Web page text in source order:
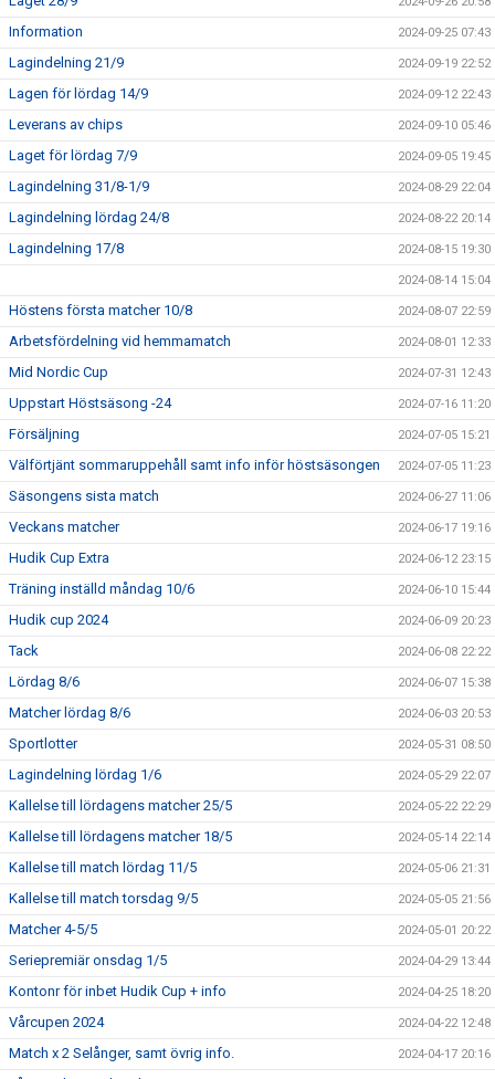
Information 2024-09-25 07:43
Lagindelning 21/9 2024-09-19 22:52
Lagen för lördag 14/9 2024-09-12 22:43
Leverans av chips 2024-09-10 05:46
Laget för lördag 7/9 2024-09-05 19:45
Lagindelning 31/8-1/9 2024-08-29 22:04
Lagindelning lördag 24/8 2024-08-22 20:14
Lagindelning 17/8 2024-08-15 19:30
2024-08-14 15:04
Höstens första matcher 10/8 2024-08-07 22:59
Arbetsfördelning vid hemmamatch 2024-08-01 12:33
Mid Nordic Cup 2024-07-31 12:43
Uppstart Höstsäsong -24 2024-07-16 11:20
Försäljning 2024-07-05 15:21
Välförtjänt sommaruppehåll samt info inför höstsäsongen 2024-07-05 11:23
Säsongens sista match 2024-06-27 11:06
Veckans matcher 2024-06-17 19:16
Hudik Cup Extra 2024-06-12 23:15
Träning inställd måndag 10/6 2024-06-10 15:44
Hudik cup 2024 2024-06-09 20:23
Tack 2024-06-08 22:22
Lördag 8/6 2024-06-07 15:38
Matcher lördag 8/6 2024-06-03 20:53
Sportlotter 2024-05-31 08:50
Lagindelning lördag 1/6 2024-05-29 22:07
Kallelse till lördagens matcher 25/5 2024-05-22 22:29
Kallelse till lördagens matcher 18/5 2024-05-14 22:14
Kallelse till match lördag 11/5 2024-05-06 21:31
Kallelse till match torsdag 9/5 2024-05-05 21:56
Matcher 4-5/5 2024-05-01 20:22
Seriepremiär onsdag 1/5 2024-04-29 13:44
Kontonr för inbet Hudik Cup + info 2024-04-25 18:20
Vårcupen 2024 2024-04-22 12:48
Match x 2 Selånger, samt övrig info. 2024-04-17 20:16